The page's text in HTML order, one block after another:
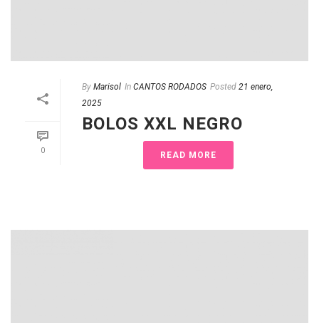
0
By Marisol In CANTOS RODADOS Posted 21 enero,
2025
BOLOS XXL NEGRO
READ MORE